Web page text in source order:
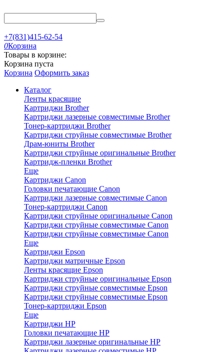
+7(831)415-62-54
0Корзина
Товары в корзине:
Корзина пуста
Корзина Оформить заказ
Каталог
Ленты красящие
Картриджи Brother
Картриджи лазерные совместимые Brother
Тонер-картриджи Brother
Картриджи струйные совместимые Brother
Драм-юниты Brother
Картриджи струйные оригинальные Brother
Картридж-пленки Brother
Еще
Картриджи Canon
Головки печатающие Canon
Картриджи лазерные совместимые Canon
Тонер-картриджи Canon
Картриджи струйные оригинальные Canon
Картриджи струйные совместимые Canon
Картриджи струйные совместимые Canon
Еще
Картриджи Epson
Картриджи матричные Epson
Ленты красящие Epson
Картриджи струйные оригинальные Epson
Картриджи струйные совместимые Epson
Картриджи струйные совместимые Epson
Тонер-картриджи Epson
Еще
Картриджи HP
Головки печатающие HP
Картриджи лазерные оригинальные HP